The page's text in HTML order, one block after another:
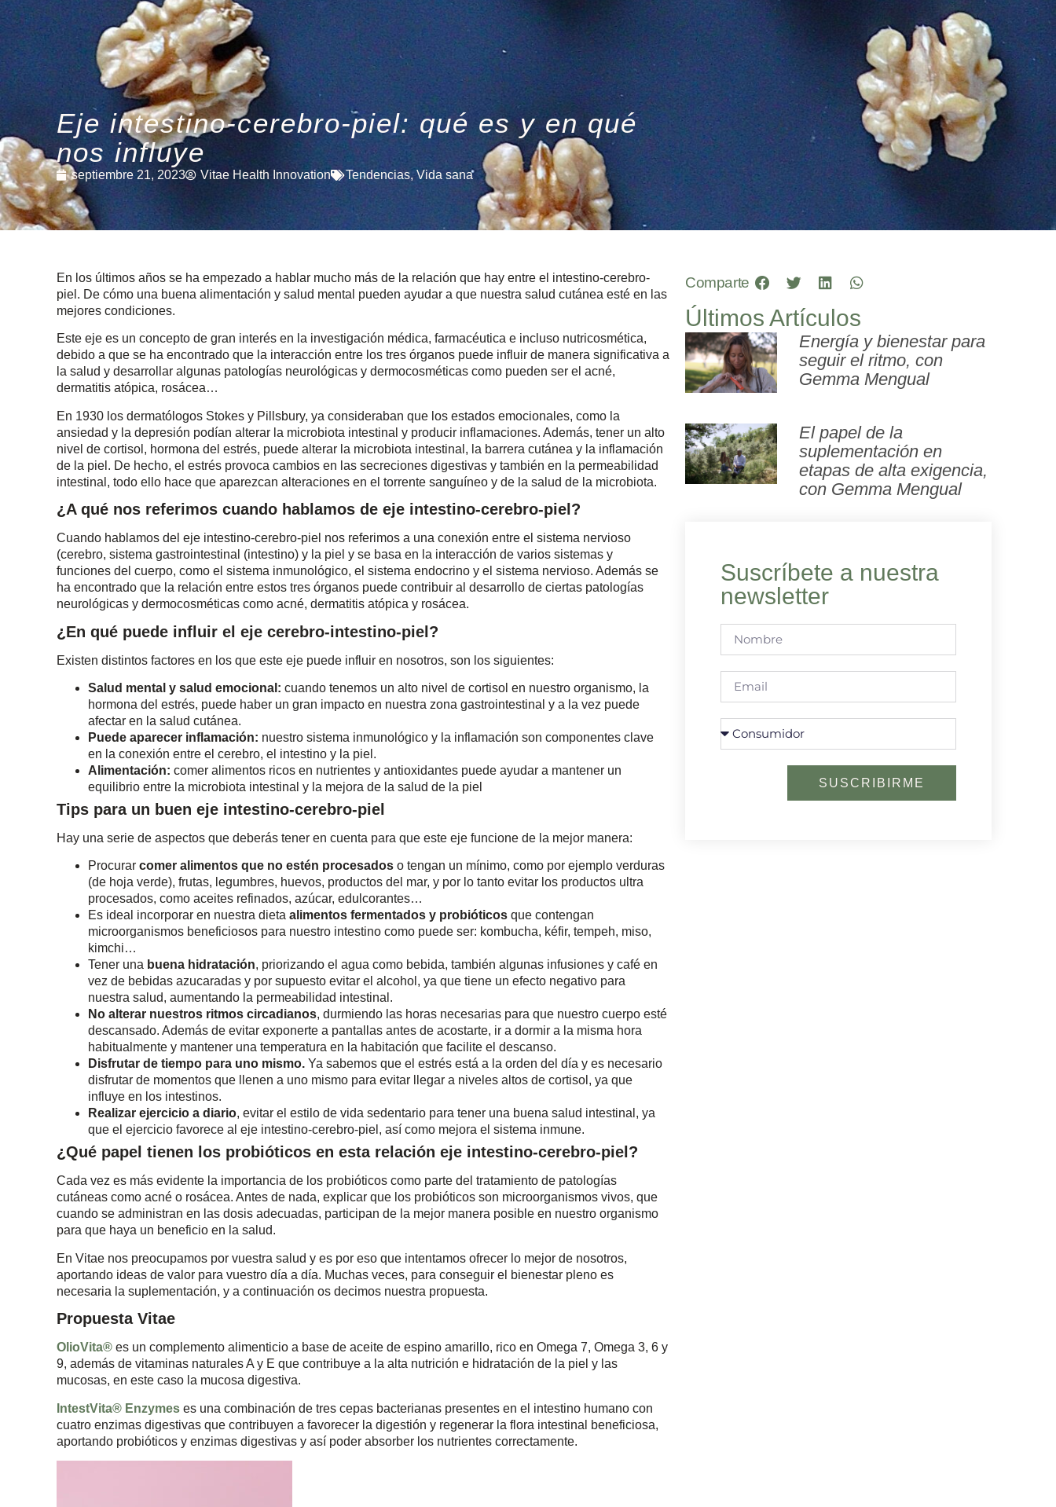
Eje intestino-cerebro-piel: qué es y en qué
nos influye
septiembre 21, 2023 Vitae Health Innovation Tendencias, Vida sana
En los últimos años se ha empezado a hablar mucho más de la relación que hay entre el intestino-cerebro-
piel. De cómo una buena alimentación y salud mental pueden ayudar a que nuestra salud cutánea esté en las
mejores condiciones.
Este eje es un concepto de gran interés en la investigación médica, farmacéutica e incluso nutricosmética,
debido a que se ha encontrado que la interacción entre los tres órganos puede influir de manera significativa a
la salud y desarrollar algunas patologías neurológicas y dermocosméticas como pueden ser el acné,
dermatitis atópica, rosácea…
En 1930 los dermatólogos Stokes y Pillsbury, ya consideraban que los estados emocionales, como la
ansiedad y la depresión podían alterar la microbiota intestinal y producir inflamaciones. Además, tener un alto
nivel de cortisol, hormona del estrés, puede alterar la microbiota intestinal, la barrera cutánea y la inflamación
de la piel. De hecho, el estrés provoca cambios en las secreciones digestivas y también en la permeabilidad
intestinal, todo ello hace que aparezcan alteraciones en el torrente sanguíneo y de la salud de la microbiota.
¿A qué nos referimos cuando hablamos de eje intestino-cerebro-piel?
Cuando hablamos del eje intestino-cerebro-piel nos referimos a una conexión entre el sistema nervioso
(cerebro, sistema gastrointestinal (intestino) y la piel y se basa en la interacción de varios sistemas y
funciones del cuerpo, como el sistema inmunológico, el sistema endocrino y el sistema nervioso. Además se
ha encontrado que la relación entre estos tres órganos puede contribuir al desarrollo de ciertas patologías
neurológicas y dermocosméticas como acné, dermatitis atópica y rosácea.
¿En qué puede influir el eje cerebro-intestino-piel?
Existen distintos factores en los que este eje puede influir en nosotros, son los siguientes:
Salud mental y salud emocional: cuando tenemos un alto nivel de cortisol en nuestro organismo, la
hormona del estrés, puede haber un gran impacto en nuestra zona gastrointestinal y a la vez puede
afectar en la salud cutánea.
Puede aparecer inflamación: nuestro sistema inmunológico y la inflamación son componentes clave
en la conexión entre el cerebro, el intestino y la piel.
Alimentación: comer alimentos ricos en nutrientes y antioxidantes puede ayudar a mantener un
equilibrio entre la microbiota intestinal y la mejora de la salud de la piel
Tips para un buen eje intestino-cerebro-piel
Hay una serie de aspectos que deberás tener en cuenta para que este eje funcione de la mejor manera:
Procurar comer alimentos que no estén procesados o tengan un mínimo, como por ejemplo verduras
(de hoja verde), frutas, legumbres, huevos, productos del mar, y por lo tanto evitar los productos ultra
procesados, como aceites refinados, azúcar, edulcorantes…
Es ideal incorporar en nuestra dieta alimentos fermentados y probióticos que contengan
microorganismos beneficiosos para nuestro intestino como puede ser: kombucha, kéfir, tempeh, miso,
kimchi…
Tener una buena hidratación, priorizando el agua como bebida, también algunas infusiones y café en
vez de bebidas azucaradas y por supuesto evitar el alcohol, ya que tiene un efecto negativo para
nuestra salud, aumentando la permeabilidad intestinal.
No alterar nuestros ritmos circadianos, durmiendo las horas necesarias para que nuestro cuerpo esté
descansado. Además de evitar exponerte a pantallas antes de acostarte, ir a dormir a la misma hora
habitualmente y mantener una temperatura en la habitación que facilite el descanso.
Disfrutar de tiempo para uno mismo. Ya sabemos que el estrés está a la orden del día y es necesario
disfrutar de momentos que llenen a uno mismo para evitar llegar a niveles altos de cortisol, ya que
influye en los intestinos.
Realizar ejercicio a diario, evitar el estilo de vida sedentario para tener una buena salud intestinal, ya
que el ejercicio favorece al eje intestino-cerebro-piel, así como mejora el sistema inmune.
¿Qué papel tienen los probióticos en esta relación eje intestino-cerebro-piel?
Cada vez es más evidente la importancia de los probióticos como parte del tratamiento de patologías
cutáneas como acné o rosácea. Antes de nada, explicar que los probióticos son microorganismos vivos, que
cuando se administran en las dosis adecuadas, participan de la mejor manera posible en nuestro organismo
para que haya un beneficio en la salud.
En Vitae nos preocupamos por vuestra salud y es por eso que intentamos ofrecer lo mejor de nosotros,
aportando ideas de valor para vuestro día a día. Muchas veces, para conseguir el bienestar pleno es
necesaria la suplementación, y a continuación os decimos nuestra propuesta.
Propuesta Vitae
OlioVita® es un complemento alimenticio a base de aceite de espino amarillo, rico en Omega 7, Omega 3, 6 y
9, además de vitaminas naturales A y E que contribuye a la alta nutrición e hidratación de la piel y las
mucosas, en este caso la mucosa digestiva.
IntestVita® Enzymes es una combinación de tres cepas bacterianas presentes en el intestino humano con
cuatro enzimas digestivas que contribuyen a favorecer la digestión y regenerar la flora intestinal beneficiosa,
aportando probióticos y enzimas digestivas y así poder absorber los nutrientes correctamente.
Comparte
Últimos Artículos
Energía y bienestar para
seguir el ritmo, con
Gemma Mengual
El papel de la
suplementación en
etapas de alta exigencia,
con Gemma Mengual
Suscríbete a nuestra
newsletter
SUSCRIBIRME